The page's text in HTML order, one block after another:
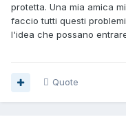
protetta. Una mia amica
faccio tutti questi
l'idea che possano
Quote